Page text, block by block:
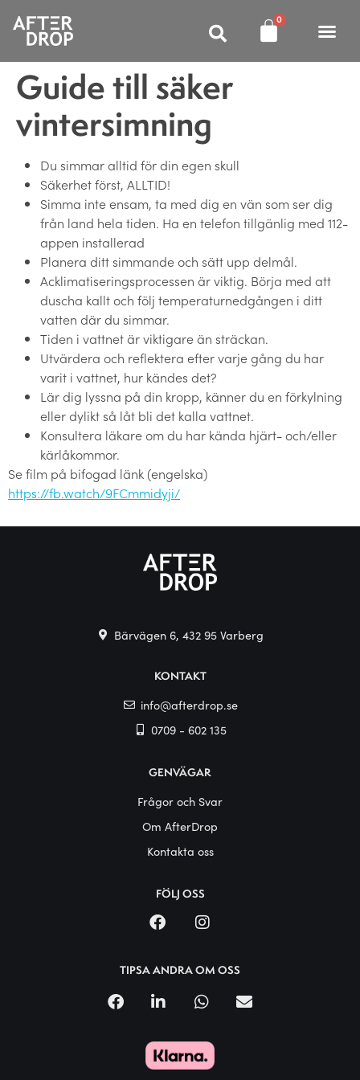
0
Guide till säker
vintersimning
Du simmar alltid för din egen skull
Säkerhet först, ALLTID!
Simma inte ensam, ta med dig en vän som ser dig
från land hela tiden. Ha en telefon tillgänlig med 112-
appen installerad
Planera ditt simmande och sätt upp delmål.
Acklimatiseringsprocessen är viktig. Börja med att
duscha kallt och följ temperaturnedgången i ditt
vatten där du simmar.
Tiden i vattnet är viktigare än sträckan.
Utvärdera och reflektera efter varje gång du har
varit i vattnet, hur kändes det?
Lär dig lyssna på din kropp, känner du en förkylning
eller dylikt så låt bli det kalla vattnet.
Konsultera läkare om du har kända hjärt- och/eller
kärlåkommor.
Se film på bifogad länk (engelska)
https://fb.watch/9FCmmidyji/
Bärvägen 6, 432 95 Varberg
KONTAKT
info@afterdrop.se
0709 - 602 135
GENVÄGAR
Frågor och Svar
Om AfterDrop
Kontakta oss
FÖLJ OSS
TIPSA ANDRA OM OSS